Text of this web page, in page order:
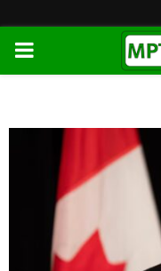
PRIMARY